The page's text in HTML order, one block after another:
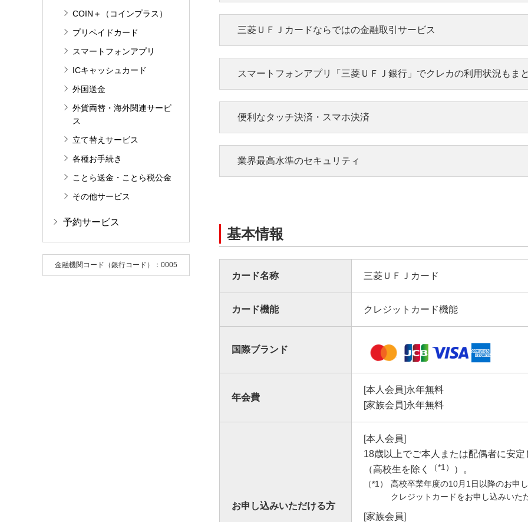
COIN＋（コインプラス）
プリペイドカード
スマートフォンアプリ
ICキャッシュカード
外国送金
外貨両替・海外関連サービ
ス
立て替えサービス
各種お手続き
ことら送金・ことら税公金
その他サービス
予約サービス
金融機関コード（銀行コード）：0005
＞クレカ積立詳細はこち
三菱ＵＦＪカードならではの金融取引サービス
キャッシュカード・通帳再発行手数料還元サービス
お支払口座に三菱ＵＦＪ銀行をご設定の方は、万が一キャッシュカ
ご確認ください。
サービスを受けるには条件があります。
その他の金融取引サービス
MUFGグループでご提供しているサービスについて三菱ＵＦＪニコ
カード種類によって受けられるサービスが異なります。
サービスを受けるには条件があります。
三菱ＵＦＪカードならではの金融取引サービス
スマートフォンアプリ「三菱ＵＦＪ銀行」でクレカの利用状況もま
スマートフォンアプリ「三菱ＵＦＪ銀行」についてくわしくは
便利なタッチ決済・スマホ決済
業界最高水準のセキュリティ
盗み見等のリスクを低減したカード情報の裏面化。
万が一不正利用にあっても全額補償なので、安心してご利用いただ
補償の詳細・内容はカード個人会員規約によります。
基本情報
カード名称 三菱ＵＦＪカード
カード機能 クレジットカード機能
国際ブランド
年会費
[本人会員]永年無料
[家族会員]永年無料
お申し込みいただける方
[本人会員]
18歳以上でご本人または配偶者に安
（高校生を除く
（*1） ）。
高校卒業年度の10月1日以降のお申
クレジットカードをお申し込みいた
[家族会員]